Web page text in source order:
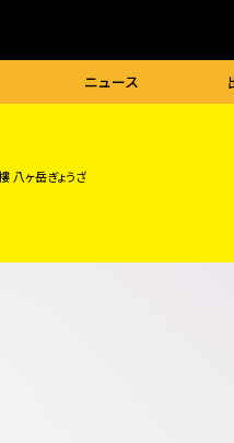
ニュース
八ヶ岳ぎょうざ